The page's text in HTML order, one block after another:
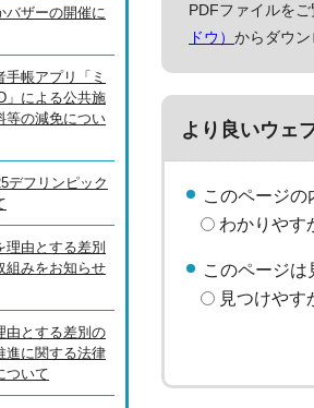
PDFファイルを
ドウ） からダウン
より良いウェ
このページの
わかりやす
このページは
見つけやす
バザーの開催に
手帳アプリ「ミ
」による公共施
等の減免につい
デフリンピック
理由とする差別
組みをお知らせ
由とする差別の
進に関する法律
ついて